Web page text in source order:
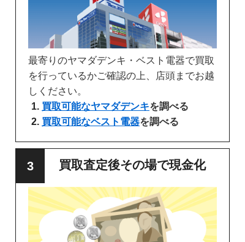
最寄りのヤマダデンキ・ベスト電器で買取
を行っているかご確認の上、店頭までお越
しください。
買取可能なヤマダデンキを調べる
買取可能なベスト電器を調べる
買取査定後その場で現金化